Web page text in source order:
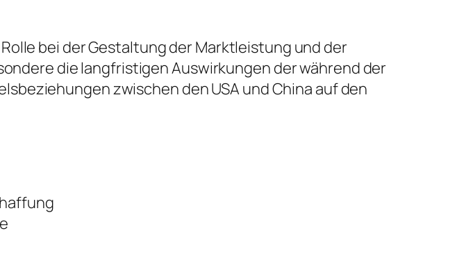
bei der Gestaltung der Marktleistung und der
die langfristigen Auswirkungen der während der
zwischen den USA und China auf den